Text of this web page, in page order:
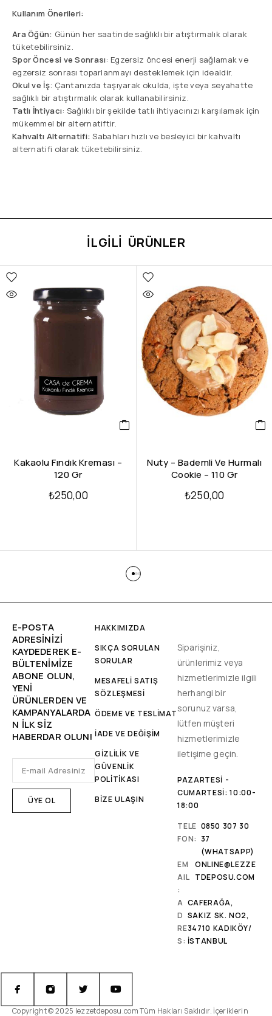
Kullanım Önerileri:
Ara Öğün: Günün her saatinde sağlıklı bir atıştırmalık olarak
tüketebilirsiniz.
Spor Öncesi ve Sonrası: Egzersiz öncesi enerji sağlamak ve
egzersiz sonrası toparlanmayı desteklemek için idealdir.
Okul ve İş: Çantanızda taşıyarak okulda, işte veya seyahatte
sağlıklı bir atıştırmalık olarak kullanabilirsiniz.
Tatlı İhtiyacı: Sağlıklı bir şekilde tatlı ihtiyacınızı karşılamak için
mükemmel bir alternatiftir.
Kahvaltı Alternatifi: Sabahları hızlı ve besleyici bir kahvaltı
alternatifi olarak tüketebilirsiniz.
İLGILI ÜRÜNLER
Kakaolu Fındık Kreması –
120 Gr
₺250,00
Nuty – Bademli Ve Hurmalı
Cookie – 110 Gr
₺250,00
E-POSTA
ADRESINIZI
KAYDEDEREK E-
BÜLTENIMIZE
ABONE OLUN,
YENİ
ÜRÜNLERDEN VE
KAMPANYALARDA
N ILK SIZ
HABERDAR OLUN!
HAKKIMIZDA
SIKÇA SORULAN
SORULAR
MESAFELİ SATIŞ
SÖZLEŞMESİ
ÖDEME VE TESLİMAT
İADE VE DEĞİŞİM
GİZLİLİK VE
GÜVENLİK
POLİTİKASI
BİZE ULAŞIN
Siparişiniz,
ürünlerimiz veya
hizmetlerimizle ilgili
herhangi bir
sorunuz varsa,
lütfen müşteri
hizmetlerimizle
iletişime geçin.
PAZARTESI -
CUMARTESI: 10:00-
18:00
TELE
FON:
0850 307 30
37
(WHATSAPP)
EM
AIL
:
ONLINE@LEZZE
TDEPOSU.COM
A
D
RE
S:
CAFERAĞA,
SAKIZ SK. NO2,
34710 KADIKÖY/
İSTANBUL
Copyright © 2025 lezzetdeposu.com Tüm Hakları Saklıdır. İçeriklerin